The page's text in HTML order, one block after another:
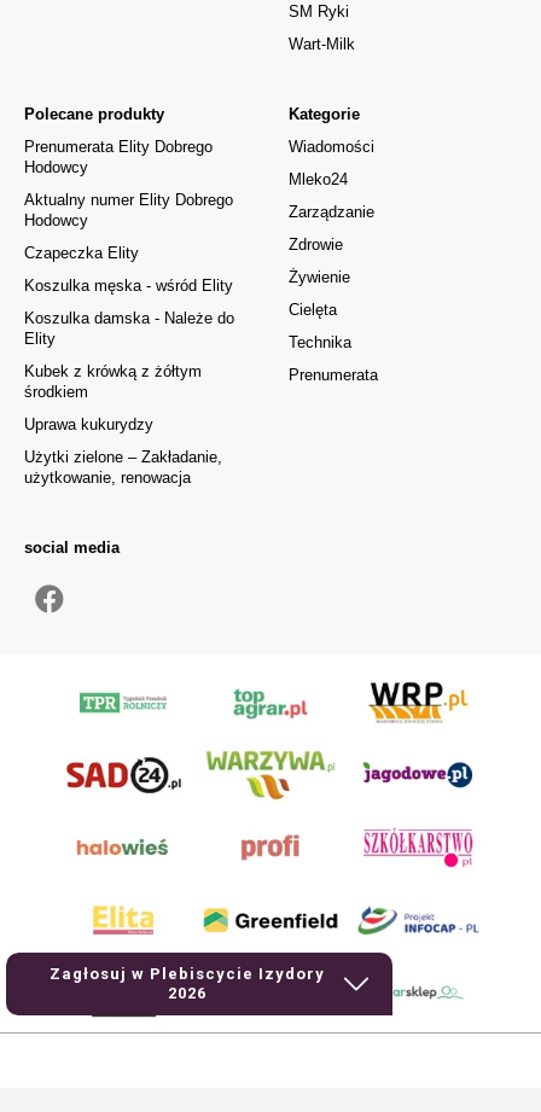
Zagłosuj w Plebiscycie Izydory
2026
Kategorie
Wiadomości
Mleko24
Zarządzanie
Zdrowie
Żywienie
Cielęta
Technika
Prenumerata
Polecane produkty
Prenumerata Elity Dobrego
Hodowcy
Aktualny numer Elity Dobrego
Hodowcy
Czapeczka Elity
Koszulka męska - wśród Elity
Koszulka damska - Należe do
Elity
Kubek z krówką z żółtym
środkiem
Uprawa kukurydzy
Użytki zielone – Zakładanie,
użytkowanie, renowacja
SM Ryki
Wart-Milk
social media